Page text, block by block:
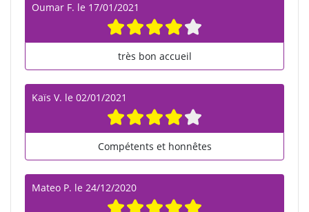
Oumar F. le 17/01/2021
très bon accueil
Kaïs V. le 02/01/2021
Compétents et honnêtes
Mateo P. le 24/12/2020